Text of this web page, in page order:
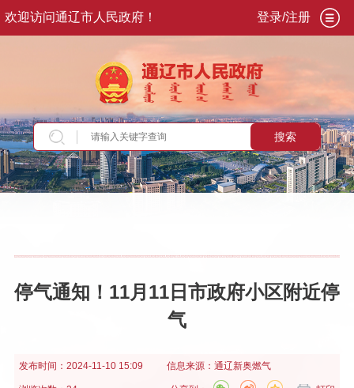
欢迎访问通辽市人民政府！ 登录/注册
搜索
当前位置：首页>政务公开>政府信息公开>法
位信息公开> 供水、供气、供热领域
停气通知！11月11日市政府小区附近停
气
发布时间： 2024-11-10 15:09 信息来源： 通辽新奥燃气